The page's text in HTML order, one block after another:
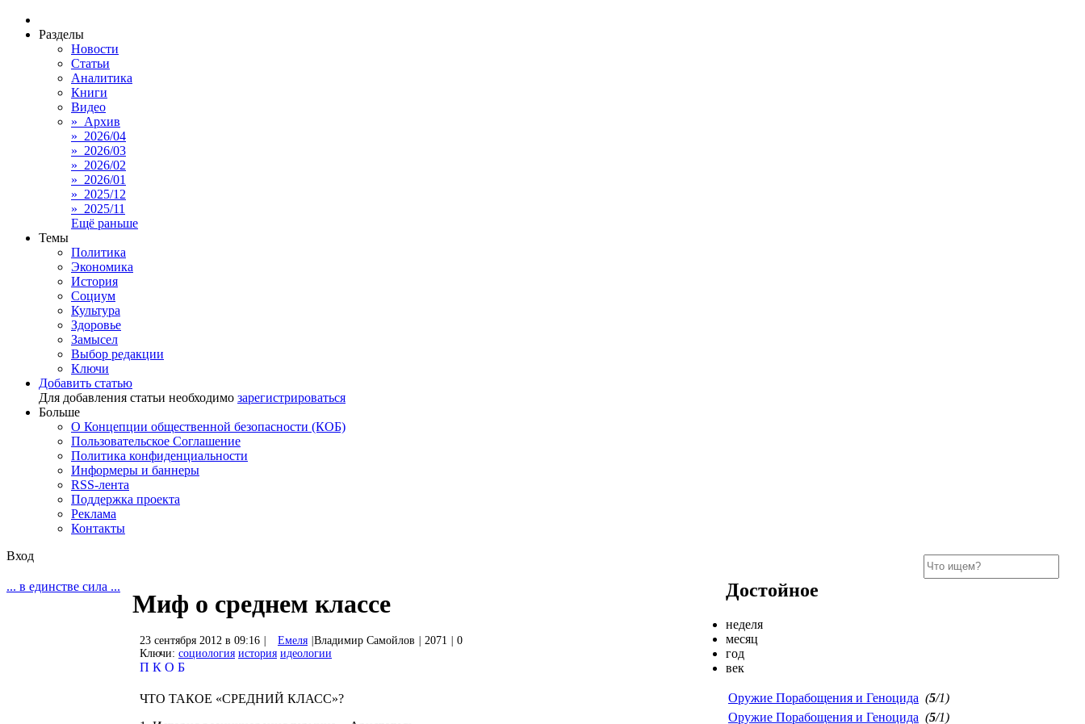
Разделы
Новости
Статьи
Аналитика
Книги
Видео
» Архив
» 2026/04
» 2026/03
» 2026/02
» 2026/01
» 2025/12
» 2025/11
Ещё раньше
Темы
Политика
Экономика
История
Социум
Культура
Здоровье
Замысел
Выбор редакции
Ключи
Добавить статью
Для добавления статьи необходимо зарегистрироваться
Больше
О Концепции общественной безопасности (КОБ)
Пользовательское Соглашение
Политика конфиденциальности
Информеры и баннеры
RSS-лента
Поддержка проекта
Реклама
Контакты
Вход
... в единстве сила ...
Миф о среднем классе
23 сентября 2012 в 09:16 Емеля Владимир Самойлов 2071
0
Ключи: социология история идеологии
П К О Б
ЧТО ТАКОЕ «СРЕДНИЙ КЛАСС»?
Достойное
неделя
месяц
год
век
Оружие Порабощения и Геноцида (5/1)
Оружие Порабощения и Геноцида (5/1)